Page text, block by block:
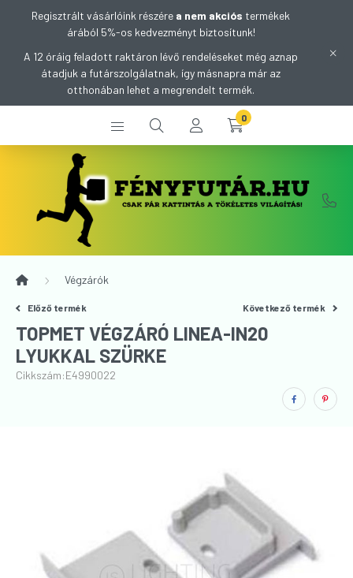
Regisztrált vásárlóink részére a nem akciós termékek
árából 5%-os kedvezményt biztosítunk!
A 12 óráig feladott raktáron lévő rendeléseket még aznap
átadjuk a futárszolgálatnak, így másnapra már az
otthonában lehet a megrendelt termék.
0
Végzárók
Előző termék Következő termék
TOPMET VÉGZÁRÓ LINEA-IN20
LYUKKAL SZÜRKE
Cikkszám:E4990022